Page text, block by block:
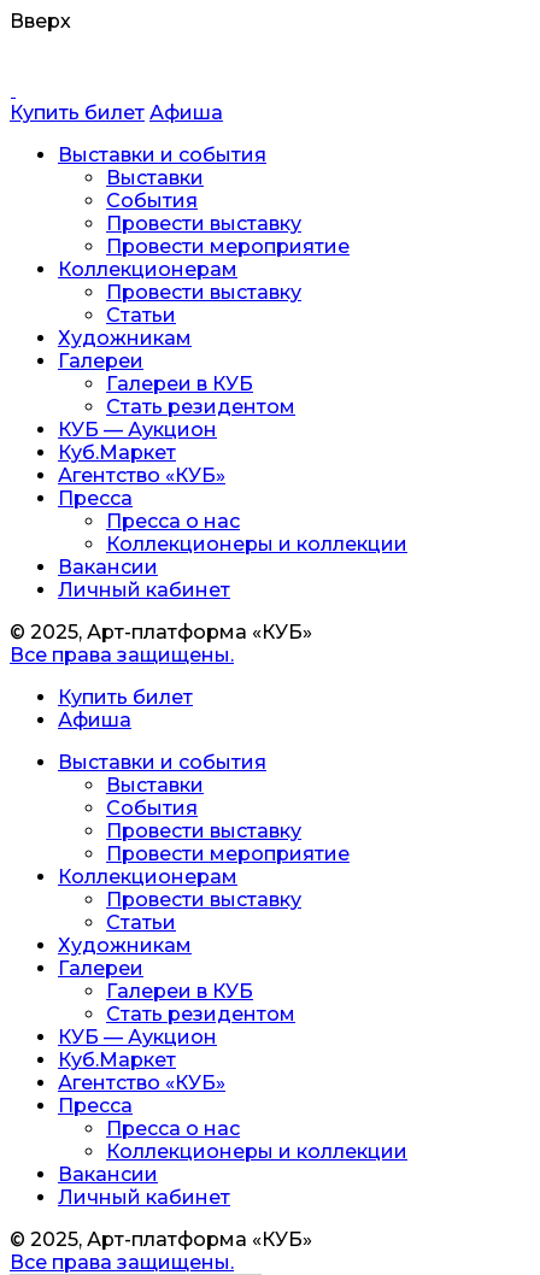
Вверх
Купить билет Афиша
Выставки и события
Выставки
События
Провести выставку
Провести мероприятие
Коллекционерам
Провести выставку
Статьи
Художникам
Галереи
Галереи в КУБ
Стать резидентом
КУБ — Аукцион
Куб.Маркет
Агентство «КУБ»
Пресса
Пресса о нас
Коллекционеры и коллекции
Вакансии
Личный кабинет
© 2025, Арт-платформа «КУБ»
Все права защищены.
Купить билет
Афиша
Выставки и события
Выставки
События
Провести выставку
Провести мероприятие
Коллекционерам
Провести выставку
Статьи
Художникам
Галереи
Галереи в КУБ
Стать резидентом
КУБ — Аукцион
Куб.Маркет
Агентство «КУБ»
Пресса
Пресса о нас
Коллекционеры и коллекции
Вакансии
Личный кабинет
© 2025, Арт-платформа «КУБ»
Все права защищены.